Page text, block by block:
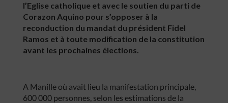
l’Eglise catholique et avec le soutien du parti de
Corazon Aquino pour s’opposer à la
reconduction du mandat du président Fidel
Ramos et à toute modification de la constitution
avant les prochaines élections.
A Manille où avait lieu la manifestation principale,
600 000 personnes, selon les estimations de la